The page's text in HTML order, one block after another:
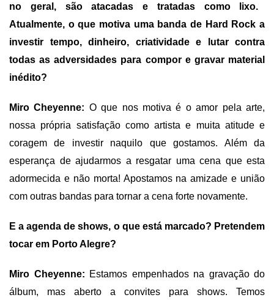
no geral, são atacadas e tratadas como lixo.
Atualmente, oque motiva uma banda de Hard Rock a
investir tempo, dinheiro, criatividade e lutar contra
todas as adversidades para compor e gravar material
inédito?
Miro Cheyenne: O que nos motiva é o amor pela arte,
nossa própria satisfação como artista e muita atitude e
coragem de investir naquilo que gostamos. Além da
esperança de ajudarmos a resgatar uma cena que esta
adormecida e não morta! Apostamos na amizade e união
com outras bandas para tornar a cena forte novamente.
E a agenda de shows, o que está marcado? Pretendem
tocar em Porto Alegre?
Miro Cheyenne: Estamos empenhados na gravação do
álbum, mas aberto a convites para shows. Temos